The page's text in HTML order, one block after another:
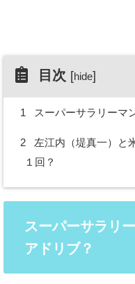
目次 [hide]
1 スーパーサラリーマ
2
左江内（堤真一）と
１回？
スーパーサラリ
アドリブ？